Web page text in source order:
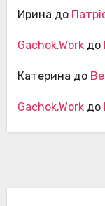
Ирина до
Gachok.Workдо
Катерина до
Gachok.Workдо